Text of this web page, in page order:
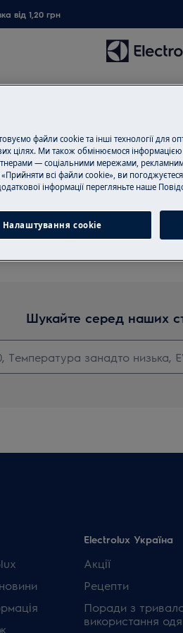
від 1,20 грн
для
Шукайте серед наших
Electrolux Україна
Акції
Рецепти
Поради з
використання
файли cookie та інші технології для
цілях. Ми також обмінюємося
— соціальними мережами,
всі файли cookie», ви
інформації перегляньте наше
Налаштування cookie